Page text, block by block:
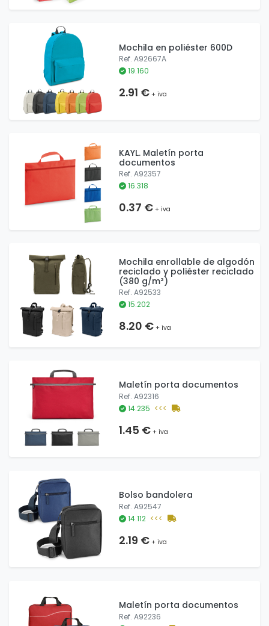
Mochila en poliéster 600D
Ref. A92667A
19.160
2.91 €+ iva
KAYL. Maletín porta
documentos
Ref. A92357
16.318
0.37 €+ iva
Mochila enrollable de algodón
reciclado y poliéster reciclado
(380 g/m²)
Ref. A92533
15.202
8.20 €+ iva
Maletín porta documentos
Ref. A92316
14.235 <<<
1.45 €+ iva
Bolso bandolera
Ref. A92547
14.112 <<<
2.19 €+ iva
Maletín porta documentos
Ref. A92236